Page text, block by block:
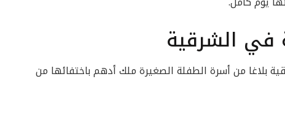
في الشرقية
بلاغا من أسرة الطفلة الصغيرة ملك أدهم باختفائها من